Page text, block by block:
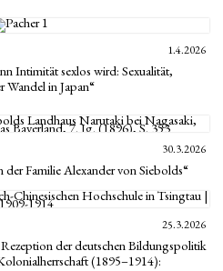
1.4.2026
Intimität sexlos wird: Sexualität,
Wandel in Japan“
30.3.2026
Familie Alexander von Siebolds“
25.3.2026
der deutschen Bildungspolitik
(1895–1914):